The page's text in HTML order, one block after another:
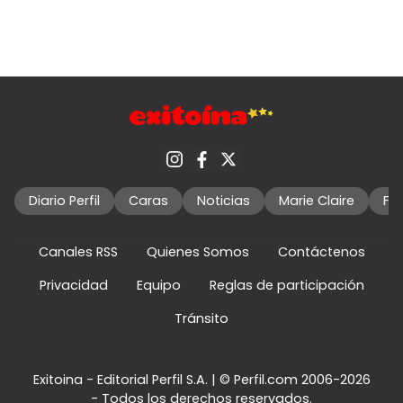
Diario Perfil Caras Noticias Marie Claire
Canales RSS Quienes Somos
Contáctenos
Privacidad
Equipo
Reglas de participación
Tránsito
Exitoina - Editorial Perfil S.A. | © Perfil.com 2006-2026
- Todos los derechos reservados.